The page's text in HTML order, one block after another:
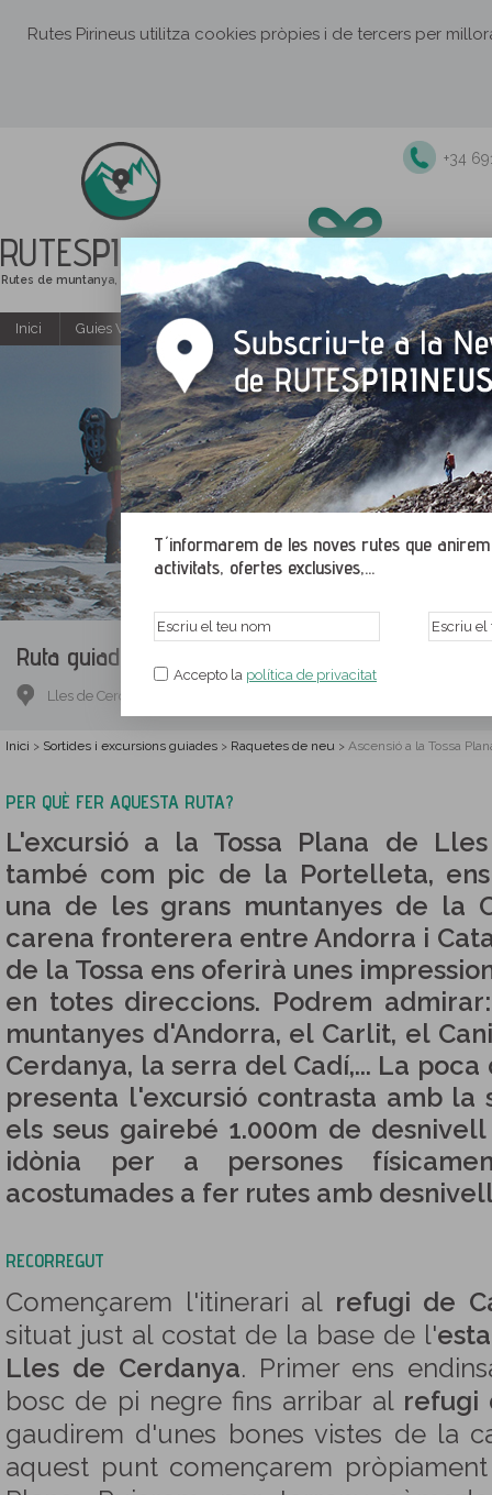
Rutes Pirineus utilitza cookies pròpies i de tercers per
RUTESPIRINEUS
Rutes de muntanya, senderisme i excursions
+34
T´informarem de les noves rutes que
activitats, ofertes exclusives,...
Accepto la política de privacitat
Inici Guies Web i PDF gratuïtes Excursions i activitats
Ruta guiada.
Lles de Cerdanya, Cerdanya, Lleida
Inici > Sortides i excursions guiades > Raquetes de neu > Ascensió a la Tossa
PER QUÈ FER AQUESTA RUTA?
L'excursió a la Tossa Plana de Lles
també com pic de la Portelleta,
una de les grans muntanyes de la
carena fronterera entre Andorra i
de la Tossa ens oferirà unes
en totes direccions. Podrem
muntanyes d'Andorra, el Carlit, el
Cerdanya, la serra del Cadí,... La
presenta l'excursió contrasta amb la
els seus gairebé 1.000m de
idònia per a persones
acostumades a fer rutes amb
RECORREGUT
Començarem l'itinerari al refugi de
situat just al costat de la base de l'
Lles de Cerdanya. Primer ens
bosc de pi negre fins arribar al refugi
gaudirem d'unes bones vistes de la
aquest punt començarem